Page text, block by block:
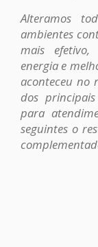
Alteramos
ambientes
mais
energia e
aconteceu no
dos
para
seguintes o